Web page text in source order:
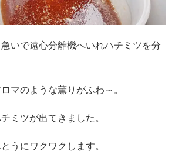
いで遠心分離機へいれハチミツを分
マのような薫りがふわ～。
ミツが出てきました。
うにワクワクします。